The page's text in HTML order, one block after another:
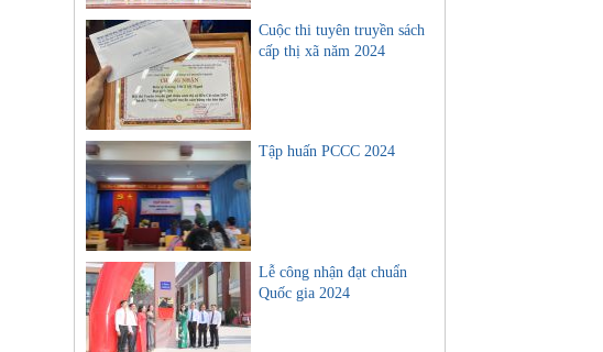
Cuộc thi tuyên truyền sách
cấp thị xã năm 2024
Tập huấn PCCC 2024
Lễ công nhận đạt chuẩn
Quốc gia 2024